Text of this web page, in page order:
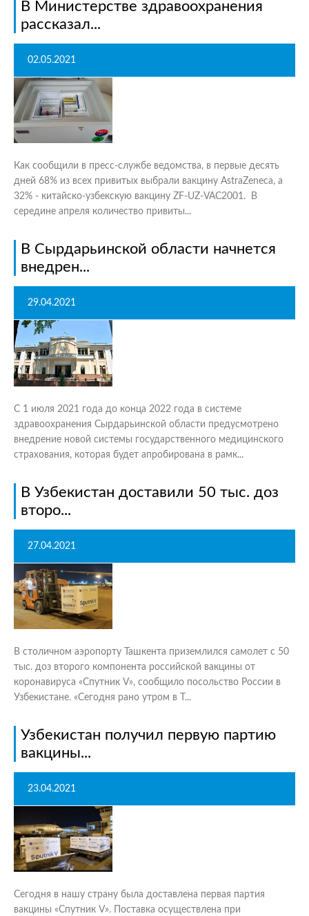
В Министерстве здравоохранения
рассказал...
02.05.2021
Как сообщили в пресс-службе ведомства, в первые десять
дней 68% из всех привитых выбрали вакцину AstraZeneca, а
32% - китайско-узбекскую вакцину ZF-UZ-VAC2001. В
середине апреля количество привиты...
В Сырдарьинской области начнется
внедрен...
29.04.2021
С 1 июля 2021 года до конца 2022 года в системе
здравоохранения Сырдарьинской области предусмотрено
внедрение новой системы государственного медицинского
страхования, которая будет апробирована в рамк...
В Узбекистан доставили 50 тыс. доз
второ...
27.04.2021
В столичном аэропорту Ташкента приземлился самолет с 50
тыс. доз второго компонента российской вакцины от
коронавируса «Спутник V», сообщило посольство России в
Узбекистане. «Сегодня рано утром в Т...
Узбекистан получил первую партию
вакцины...
23.04.2021
Сегодня в нашу страну была доставлена первая партия
вакцины «Спутник V». Поставка осуществлена при